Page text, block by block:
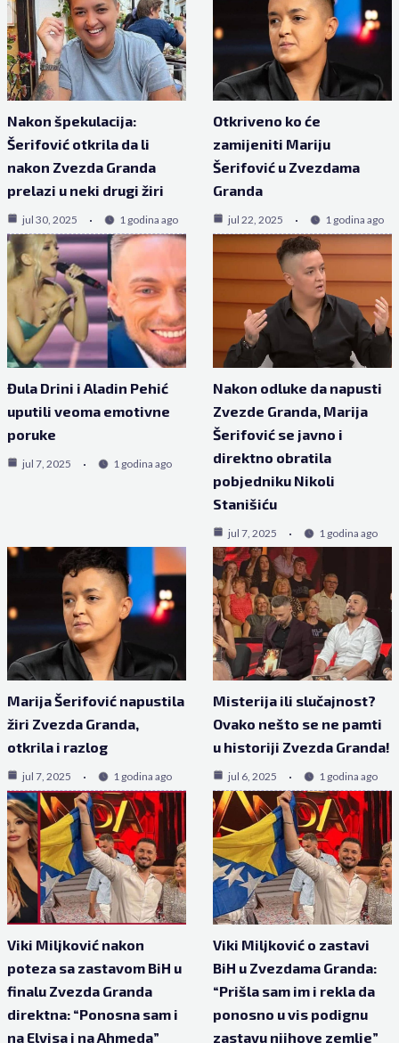
Nakon špekulacija:
Šerifović otkrila da li
nakon Zvezda Granda
prelazi u neki drugi žiri
jul 30, 2025 1 godina ago
Otkriveno ko će
zamijeniti Mariju
Šerifović u Zvezdama
Granda
jul 22, 2025 1 godina ago
Đula Drini i Aladin Pehić
uputili veoma emotivne
poruke
jul 7, 2025 1 godina ago
Nakon odluke da napusti
Zvezde Granda, Marija
Šerifović se javno i
direktno obratila
pobjedniku Nikoli
Stanišiću
jul 7, 2025 1 godina ago
Marija Šerifović napustila
žiri Zvezda Granda,
otkrila i razlog
jul 7, 2025 1 godina ago
Misterija ili slučajnost?
Ovako nešto se ne pamti
u historiji Zvezda Granda!
jul 6, 2025 1 godina ago
Viki Miljković nakon
poteza sa zastavom BiH u
finalu Zvezda Granda
direktna: “Ponosna sam i
na Elvisa i na Ahmeda”
Viki Miljković o zastavi
BiH u Zvezdama Granda:
“Prišla sam im i rekla da
ponosno u vis podignu
zastavu njihove zemlje”